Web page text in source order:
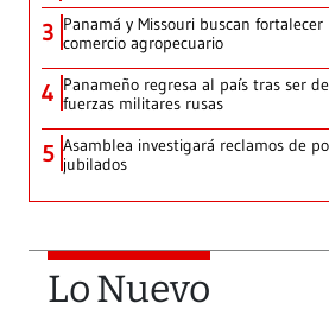
3 Panamá y Missouri buscan
comercio agropecuario
4 Panameño regresa al país tras ser
fuerzas militares rusas
5 Asamblea investigará reclamos de
jubilados
Lo Nuevo